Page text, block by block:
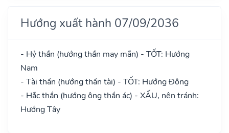
Hướng xuất hành 07/09/2036
- Hỷ thần (hướng thần may mắn) - TỐT: Hướng
Nam
- Tài thần (hướng thần tài) - TỐT: Hướng Đông
- Hắc thần (hướng ông thần ác) - XẤU, nên tránh:
Hướng Tây